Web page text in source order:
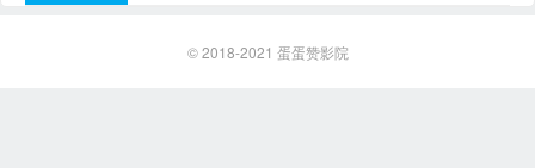
© 2018-2021 蛋蛋赞影院